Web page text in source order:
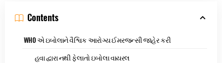
Contents
WHO એ ઇબોલાને વૈશ્વિક આરોગ્ય ઈમરજન્સી જાહેર કરી
હવા દ્વારા નથી ફેલાતો ઇબોલા વાયરલ